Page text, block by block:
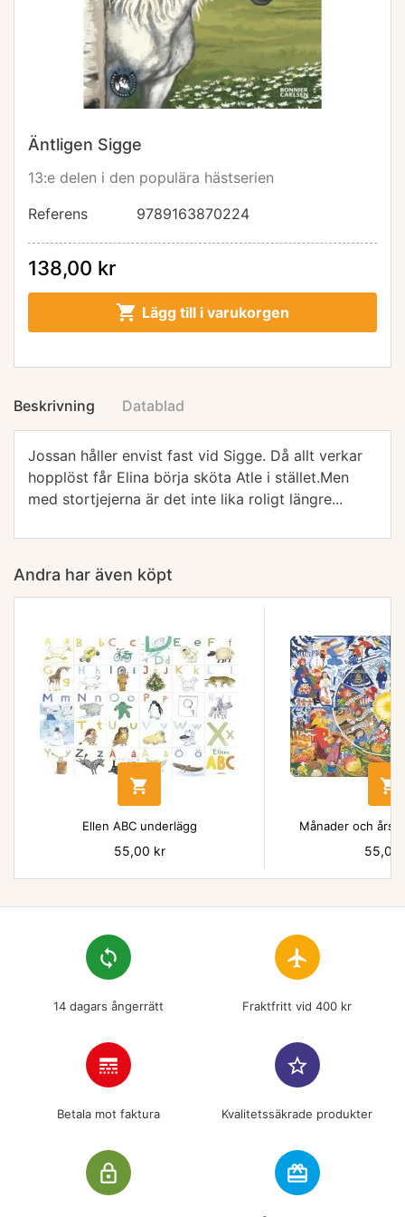
Äntligen Sigge
13:e delen i den populära hästserien
Referens
9789163870224
138,00 kr
 Lägg till i varukorgen
Beskrivning Datablad
Jossan håller envist fast vid Sigge. Då allt verkar
hopplöst får Elina börja sköta Atle i stället.Men
med stortjejerna är det inte lika roligt längre...
Andra har även köpt

Ellen ABC underlägg
Pris
55,00 kr

Månader och
Pris
55,00
loop
14 dagars ångerrätt
flight
Fraktfritt vid 400 kr
line_style
Betala mot faktura
star_border
Kvalitetssäkrade produkter
lock_outline redeem